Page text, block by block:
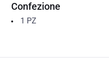
Confezione
1 PZ